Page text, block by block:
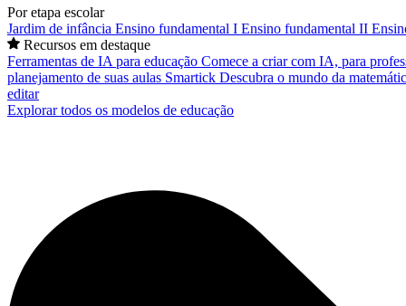
Por etapa escolar
Jardim de infância Ensino fundamental I Ensino fundamental II
Recursos em destaque
Ferramentas de IA para educação Comece a criar com IA, para
planejamento de suas aulas Smartick Descubra o mundo da
editar
Explorar todos os modelos de educação